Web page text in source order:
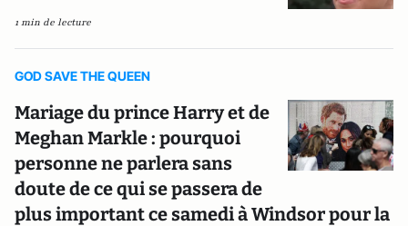
1 min de lecture
GOD SAVE THE QUEEN
Mariage du prince Harry et de
Meghan Markle : pourquoi
personne ne parlera sans
doute de ce qui se passera de
plus important ce samedi à Windsor pour la